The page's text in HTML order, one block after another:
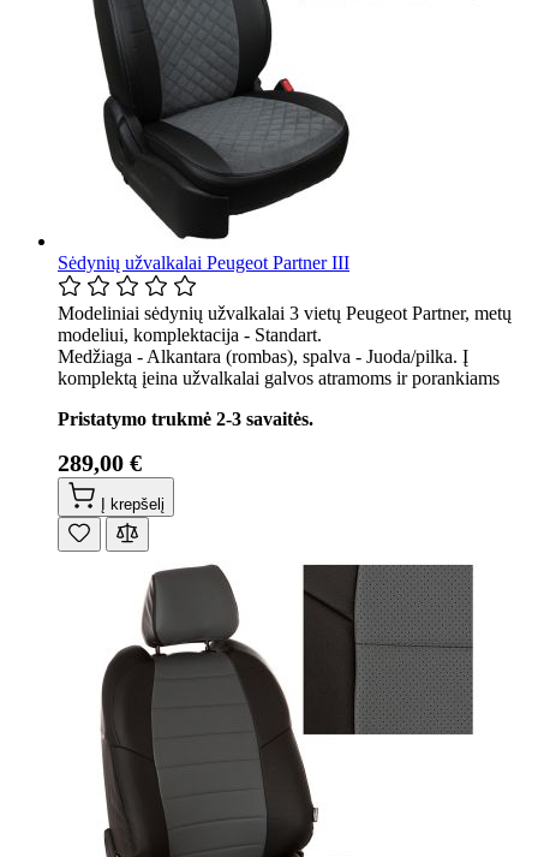
Sėdynių užvalkalai Peugeot Partner III
Modeliniai sėdynių užvalkalai 3 vietų Peugeot Partner, metų
modeliui, komplektacija - Standart.
Medžiaga - Alkantara (rombas), spalva - Juoda/pilka. Į
komplektą įeina užvalkalai galvos atramoms ir porankiams
Pristatymo trukmė 2-3 savaitės.
289,00 €
Į krepšelį